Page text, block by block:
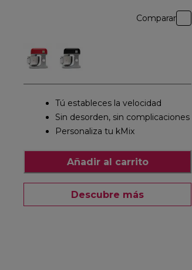
Comparar
Tú estableces la velocidad
Sin desorden, sin complicaciones
Personaliza tu kMix
Añadir al carrito
Descubre más